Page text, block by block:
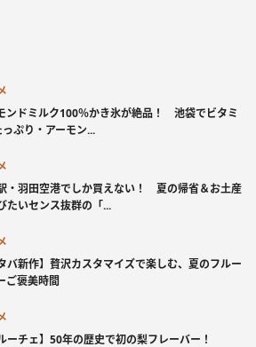
ンドミルク100％かき氷が絶品！ 池袋でビタミ
っぷり・アーモン...
・羽田空港でしか買えない！ 夏の帰省＆お土産
たいセンス抜群の「...
タバ新作】贅沢カスタマイズで楽しむ、夏のフルー
ご褒美時間
ルーチェ】50年の歴史で初の梨フレーバー！